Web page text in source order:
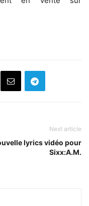
Next article
lyrics vidéo pour
Sixx:A.M.